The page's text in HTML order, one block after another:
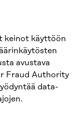
keinot käyttöön
avustava
Fraud Authority
data-